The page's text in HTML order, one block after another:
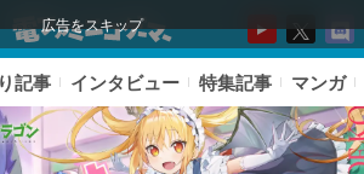
広告をスキップ
記事 インタビュー 特集記事 マンガ